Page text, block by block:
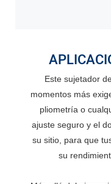
Este sujetador
momentos más
pliometría o
ajuste seguro y el
su sitio, para que
su